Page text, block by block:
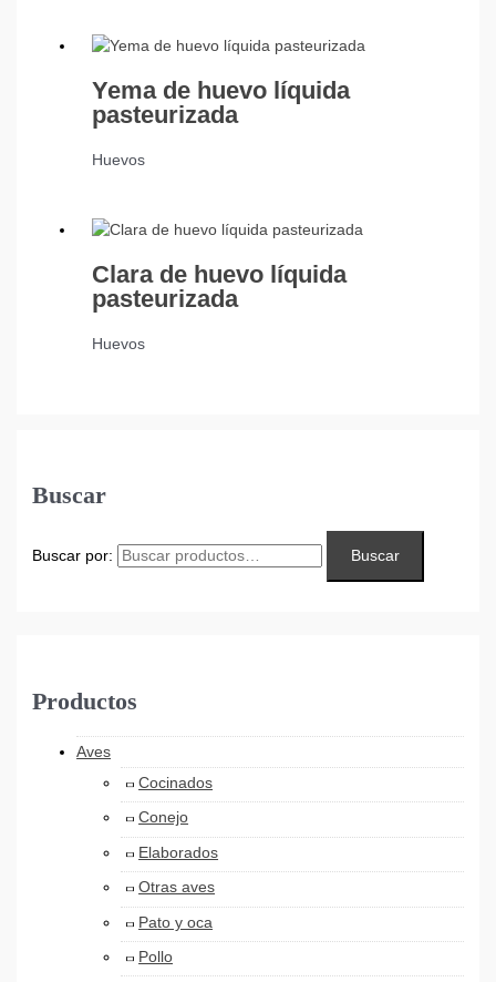
Yema de huevo líquida
pasteurizada
Huevos
Clara de huevo líquida
pasteurizada
Huevos
Buscar
Buscar por: Buscar
Productos
Aves
Cocinados
Conejo
Elaborados
Otras aves
Pato y oca
Pollo